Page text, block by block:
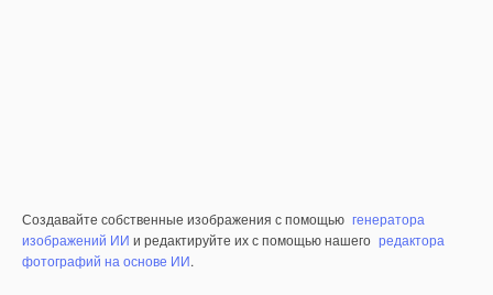
Создавайте собственные изображения с помощью генератора
изображений ИИ и редактируйте их с помощью нашего редактора
фотографий на основе ИИ.